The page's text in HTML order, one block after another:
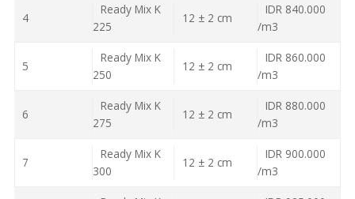
4
Ready Mix K
225
12 ± 2 cm
IDR 840.000
/m3
5
Ready Mix K
250
12 ± 2 cm
IDR 860.000
/m3
6
Ready Mix K
275
12 ± 2 cm
IDR 880.000
/m3
7
Ready Mix K
300
12 ± 2 cm
IDR 900.000
/m3